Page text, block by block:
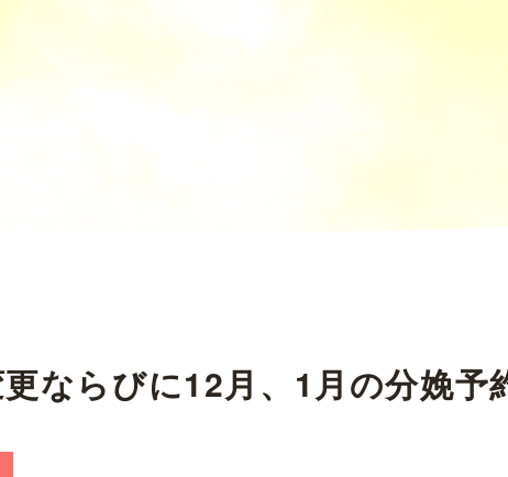
ならびに12月、1月の分娩予